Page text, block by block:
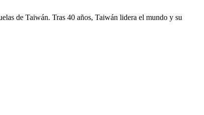
de Taiwán. Tras 40 años, Taiwán lidera el mundo y su